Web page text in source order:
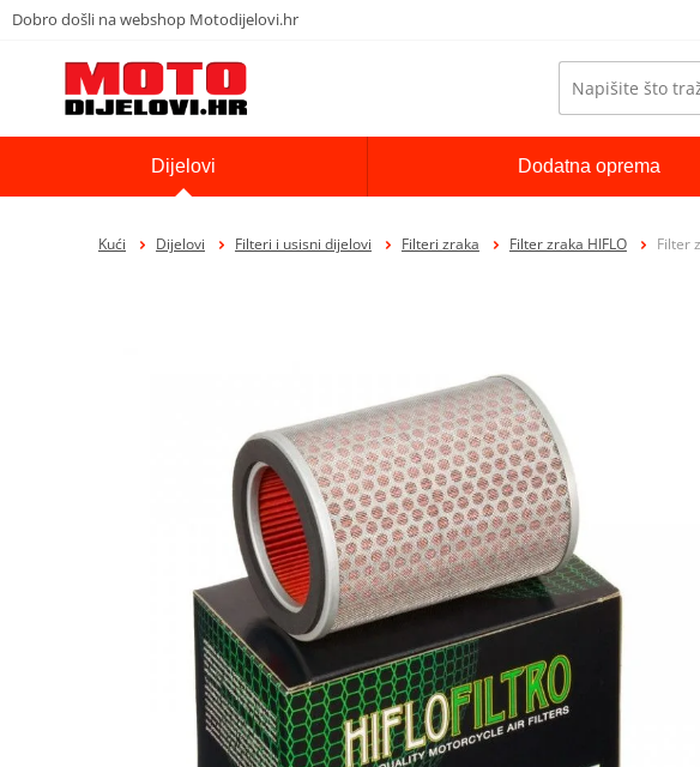
Dobro došli na webshop Motodijelovi.hr
Dijelovi Dodatna oprema
Kući Dijelovi Filteri i usisni dijelovi Filteri zraka Filter zraka HIFLO Filter